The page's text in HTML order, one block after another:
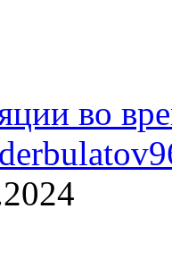
во